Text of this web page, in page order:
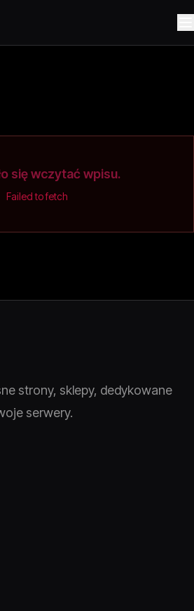
się wczytać wpisu.
Failed to fetch
strony, sklepy, dedykowane
serwery.